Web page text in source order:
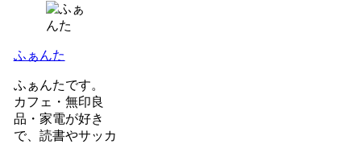
ふぁんた
ふぁんたです。
カフェ・無印良
品・家電が好き
で、読書やサッカ